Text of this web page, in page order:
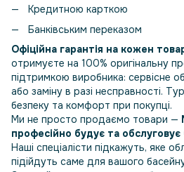
Кредитною карткою
Банківським переказом
Офіційна гарантія на кожен
отримуєте на 100% оригінальну
підтримкою виробника: сервісне
або заміну в разі несправності.
безпеку та комфорт при покупці.
Ми не просто продаємо товари —
професійно будує та обслуговує
Наші спеціалісти підкажуть, яке
підійдуть саме для вашого